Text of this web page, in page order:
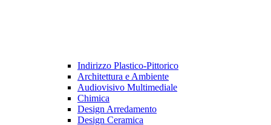
Indirizzo Plastico-Pittorico
Architettura e Ambiente
Audiovisivo Multimediale
Chimica
Design Arredamento
Design Ceramica